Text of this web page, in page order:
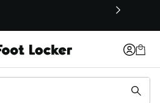
neuen Fenster